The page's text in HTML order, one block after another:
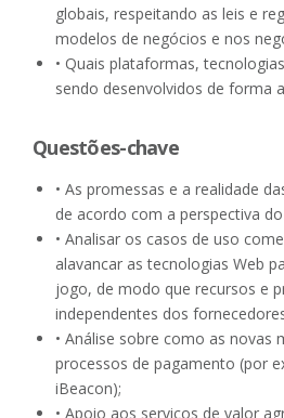
globais, respeitando as leis e
modelos de negócios e nos
• Quais plataformas,
sendo desenvolvidos de forma
Questões-chave
• As promessas e a realidade
de acordo com a perspectiva
• Analisar os casos de uso
alavancar as tecnologias Web
jogo, de modo que recursos e
independentes dos
• Análise sobre como as
processos de pagamento (por
iBeacon);
• Apoio aos serviços de valor